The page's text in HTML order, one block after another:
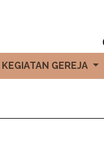
KEGIATAN GEREJA